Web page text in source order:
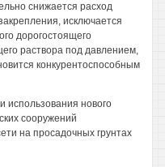
снижается расход
исключается
дорогостоящего
раствора под давлением,
конкурентоспособным
использования нового
сооружений
на просадочных грунтах